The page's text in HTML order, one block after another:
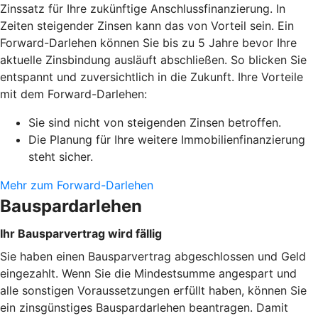
Zinssatz für Ihre zukünftige Anschlussfinanzierung. In
Zeiten steigender Zinsen kann das von Vorteil sein. Ein
Forward-Darlehen können Sie bis zu 5 Jahre bevor Ihre
aktuelle Zinsbindung ausläuft abschließen. So blicken Sie
entspannt und zuversichtlich in die Zukunft. Ihre Vorteile
mit dem Forward-Darlehen:
Sie sind nicht von steigenden Zinsen betroffen.
Die Planung für Ihre weitere Immobilienfinanzierung
steht sicher.
Mehr zum Forward-Darlehen
Bauspardarlehen
Ihr Bausparvertrag wird fällig
Sie haben einen Bausparvertrag abgeschlossen und Geld
eingezahlt. Wenn Sie die Mindestsumme angespart und
alle sonstigen Voraussetzungen erfüllt haben, können Sie
ein zinsgünstiges Bauspardarlehen beantragen. Damit